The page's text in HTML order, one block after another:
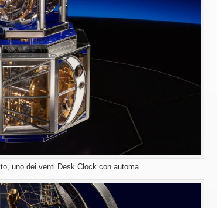
uno dei venti Desk Clock con automa